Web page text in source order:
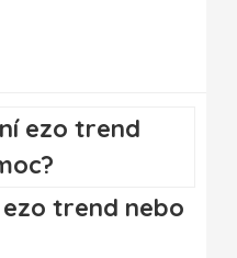
trend nebo